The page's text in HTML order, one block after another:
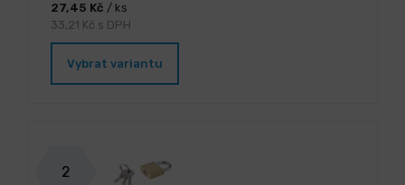
27,45 Kč / ks
33,21 Kč s DPH
Vybrat variantu
2